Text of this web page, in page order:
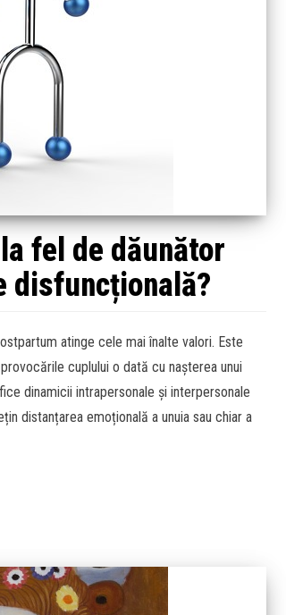
fel de dăunător
disfuncțională?
atinge cele mai înalte valori. Este
cuplului o dată cu nașterea unui
dinamicii intrapersonale și interpersonale
distanțarea emoțională a unuia sau chiar a